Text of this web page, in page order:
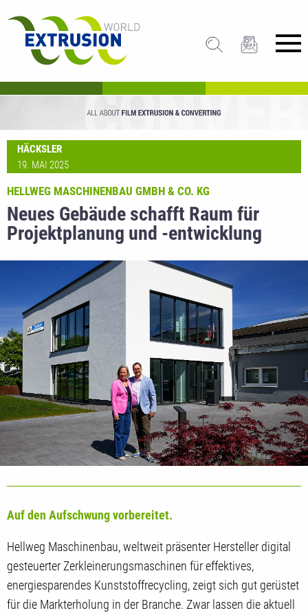
HÄCKSLER
19. MAI 2025
Neues Gebäude schafft Raum für
Projektplanung und -entwicklung
HELLWEG MASCHINENBAU GMBH & CO. KG
Auf den Aufschwung vorbereitet.
Hellweg Maschinenbau, weltweit präsenter Hersteller digital
gesteuerter Zerkleinerungsmaschinen für effektives,
energiesparendes Kunststoffrecycling, zeigt sich gut gerüstet
für die Markterholung in der Branche. Zwar lassen die aktuell